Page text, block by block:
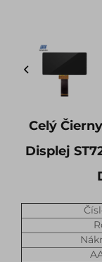
Celý
Displej